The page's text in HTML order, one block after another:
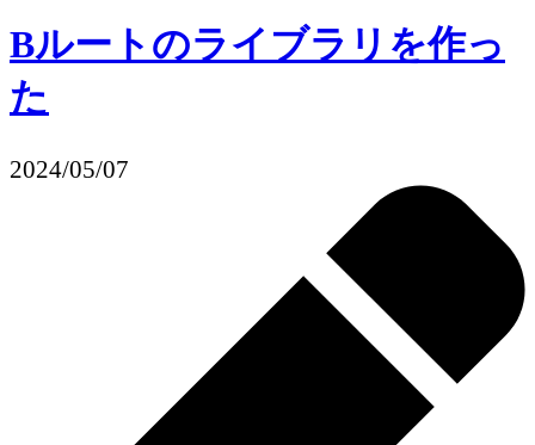
Bルートのライブラリを作っ
た
2024/05/07